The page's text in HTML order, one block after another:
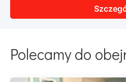
Polecamy do